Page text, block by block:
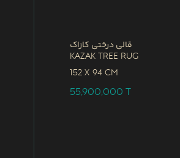
قالی درختی کازاک
Kazak Tree Rug
152 x 94 CM
55,900,000T